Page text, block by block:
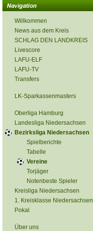
Willkommen
News aus dem Kreis
SCHLAG DEN LANDKREIS
Livescore
LAFU-ELF
LAFU-TV
Transfers
LK-Sparkassenmasters
Oberliga Hamburg
Landesliga Niedersachsen
Bezirksliga Niedersachsen
Spielberichte
Tabelle
Vereine
Torjäger
Notenbeste Spieler
Kreisliga Niedersachsen
1. Kreisklasse Niedersachsen
Pokal
Über uns